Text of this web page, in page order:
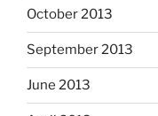
October 2013
September 2013
June 2013